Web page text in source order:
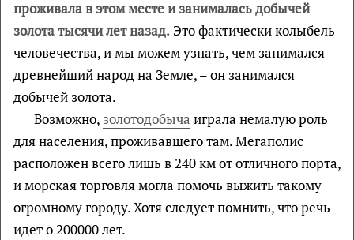
проживала в этом месте и занималась добычей
золота тысячи лет назад. Это фактически колыбель
человечества, и мы можем узнать, чем занимался
древнейший народ на Земле, – он занимался
добычей золота.
Возможно, золотодобыча играла немалую роль
для населения, проживавшего там. Мегаполис
расположен всего лишь в 240 км от отличного порта,
и морская торговля могла помочь выжить такому
огромному городу. Хотя следует помнить, что речь
идет о 200000 лет.